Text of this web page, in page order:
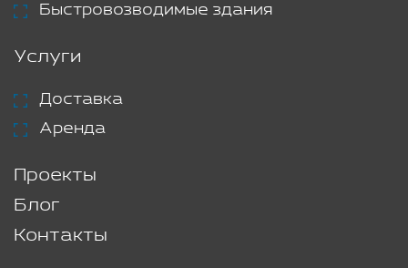
Быстровозводимые здания
Услуги
Доставка
Аренда
Проекты
Блог
Контакты